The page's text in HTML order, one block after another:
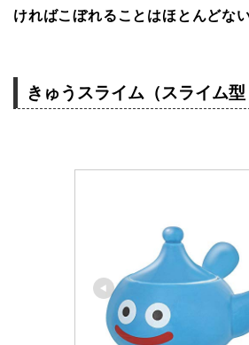
ければこぼれることはほとんどな
きゅうスライム（スライム型